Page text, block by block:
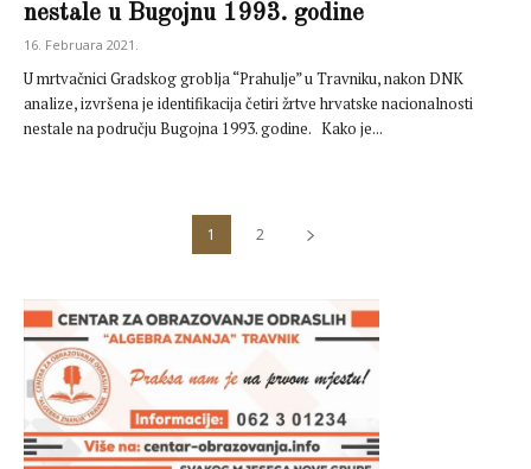
nestale u Bugojnu 1993. godine
16. Februara 2021.
U mrtvačnici Gradskog groblja “Prahulje” u Travniku, nakon DNK
analize, izvršena je identifikacija četiri žrtve hrvatske nacionalnosti
nestale na području Bugojna 1993. godine. Kako je...
1 2